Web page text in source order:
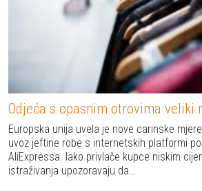
Odjeća s opasnim otrovima veliki
Europska unija uvela je nove carinske
uvoz jeftine robe s internetskih platformi
AliExpressa. Iako privlače kupce niskim
istraživanja upozoravaju da…